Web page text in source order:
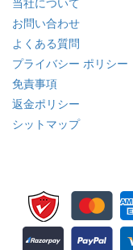
当社について
お問い合わせ
よくある質問
プライバシー ポリシー
免責事項
返金ポリシー
シットマップ